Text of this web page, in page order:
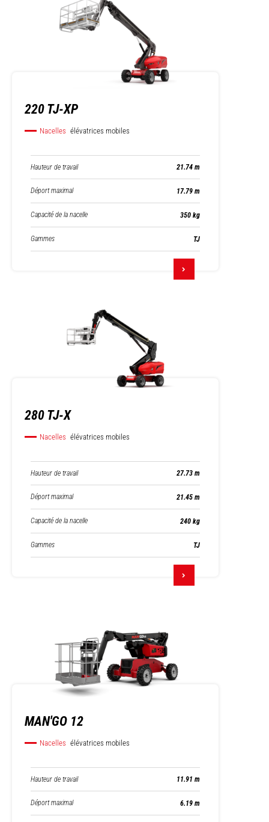
220 TJ-XP
Nacelles élévatrices mobiles
Hauteur de travail 21.74 m
Déport maximal 17.79 m
Capacité de la nacelle 350 kg
Gammes TJ
280 TJ-X
Nacelles élévatrices mobiles
Hauteur de travail 27.73 m
Déport maximal 21.45 m
Capacité de la nacelle 240 kg
Gammes TJ
MAN'GO 12
Nacelles élévatrices mobiles
Hauteur de travail 11.91 m
Déport maximal 6.19 m